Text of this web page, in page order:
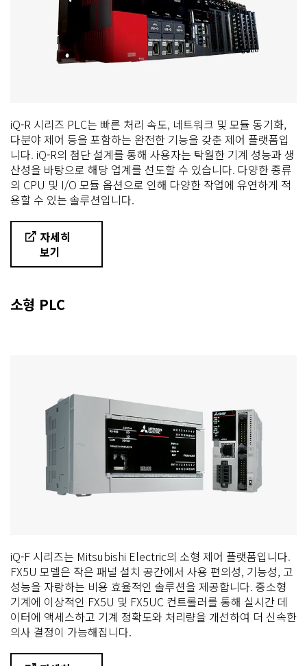
iQ-R 시리즈 PLC는 빠른 처리 속도, 네트워크 및 모듈 동기화,
다분야 제어 등을 포함하는 완전한 기능을 갖춘 제어 플랫폼입
니다. iQ-R의 첨단 설계를 통해 사용자는 탁월한 기계 성능과 생
산성을 바탕으로 해당 업계를 선도할 수 있습니다. 다양한 종류
의 CPU 및 I/O 모듈 옵션으로 인해 다양한 작업에 유연하게 적
용할 수 있는 솔루션입니다.
자세히
보기
소형 PLC
iQ-F 시리즈는 Mitsubishi Electric의 소형 제어 플랫폼입니다.
FX5U 모델은 작은 패널 설치 공간에서 사용 편의성, 기능성, 고
성능을 자랑하는 비용 효율적인 솔루션을 제공합니다. 중소형
기계에 이상적인 FX5U 및 FX5UC 컨트롤러를 통해 실시간 데
이터에 액세스하고 기계 정확도와 처리량을 개선하여 더 신속한
의사 결정이 가능해집니다.